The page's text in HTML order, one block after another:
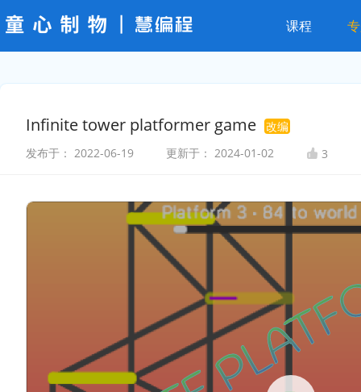
课程
Infinite tower platformer game
改编
发布于： 2022-06-19 更新于： 2024-01-02 3